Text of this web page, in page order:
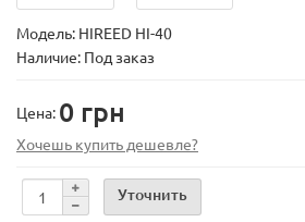
Модель: HIREED HI-40
Наличие: Под заказ
Цена: 0 грн
Хочешь купить дешевле?
Уточнить